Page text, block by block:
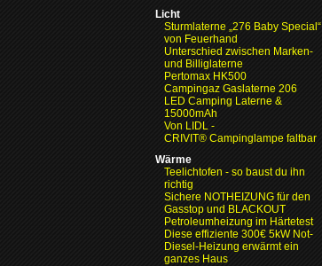
Licht
Sturmlaterne „276 Baby Special“
von Feuerhand
Unterschied zwischen Marken-
und Billiglaterne
Pertomax HK500
Campingaz Gaslaterne 206
LED Camping Laterne &
15000mAh
Von LIDL -
CRIVIT® Campinglampe faltbar
Wärme
Teelichtofen - so baust du ihn
richtig
Sichere NOTHEIZUNG für den
Gasstop und BLACKOUT
Petroleumheizung im Härtetest
Diese effiziente 300€ 5kW Not-
Diesel-Heizung erwärmt ein
ganzes Haus